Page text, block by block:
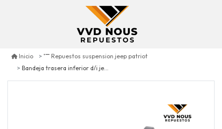
Inicio
Repuestos suspension jeep patriot
Bandeja trasera inferior d/i jeep patriot 2.0 2007/2017